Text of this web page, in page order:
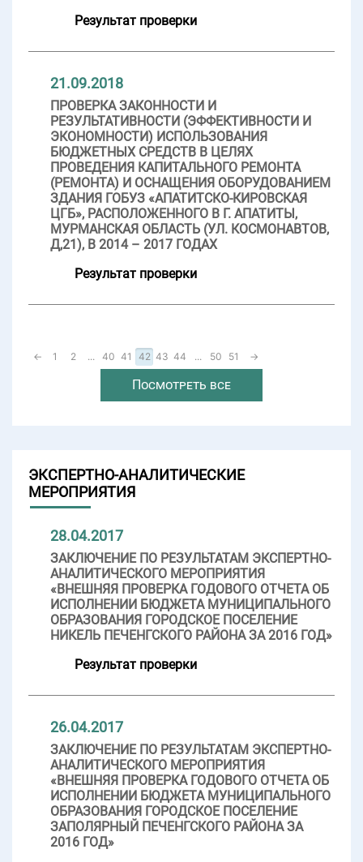
Результат проверки
21.09.2018
ПРОВЕРКА ЗАКОННОСТИ И
РЕЗУЛЬТАТИВНОСТИ (ЭФФЕКТИВНОСТИ И
ЭКОНОМНОСТИ) ИСПОЛЬЗОВАНИЯ
БЮДЖЕТНЫХ СРЕДСТВ В ЦЕЛЯХ
ПРОВЕДЕНИЯ КАПИТАЛЬНОГО РЕМОНТА
(РЕМОНТА) И ОСНАЩЕНИЯ ОБОРУДОВАНИЕМ
ЗДАНИЯ ГОБУЗ «АПАТИТСКО-КИРОВСКАЯ
ЦГБ», РАСПОЛОЖЕННОГО В Г. АПАТИТЫ,
МУРМАНСКАЯ ОБЛАСТЬ (УЛ. КОСМОНАВТОВ,
Д,21), В 2014 – 2017 ГОДАХ
Результат проверки
← 1 2 ... 40 41 42 43 44 ... 50 51 →
Посмотреть все
ЭКСПЕРТНО-АНАЛИТИЧЕСКИЕ
МЕРОПРИЯТИЯ
28.04.2017
ЗАКЛЮЧЕНИЕ ПО РЕЗУЛЬТАТАМ ЭКСПЕРТНО-
АНАЛИТИЧЕСКОГО МЕРОПРИЯТИЯ
«ВНЕШНЯЯ ПРОВЕРКА ГОДОВОГО ОТЧЕТА ОБ
ИСПОЛНЕНИИ БЮДЖЕТА МУНИЦИПАЛЬНОГО
ОБРАЗОВАНИЯ ГОРОДСКОЕ ПОСЕЛЕНИЕ
НИКЕЛЬ ПЕЧЕНГСКОГО РАЙОНА ЗА 2016 ГОД»
Результат проверки
26.04.2017
ЗАКЛЮЧЕНИЕ ПО РЕЗУЛЬТАТАМ ЭКСПЕРТНО-
АНАЛИТИЧЕСКОГО МЕРОПРИЯТИЯ
«ВНЕШНЯЯ ПРОВЕРКА ГОДОВОГО ОТЧЕТА ОБ
ИСПОЛНЕНИИ БЮДЖЕТА МУНИЦИПАЛЬНОГО
ОБРАЗОВАНИЯ ГОРОДСКОЕ ПОСЕЛЕНИЕ
ЗАПОЛЯРНЫЙ ПЕЧЕНГСКОГО РАЙОНА ЗА
2016 ГОД»